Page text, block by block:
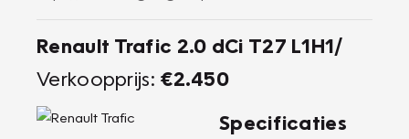
Renault Trafic 2.0 dCi T27 L1H1/
Verkoopprijs: €2.450
Specificaties